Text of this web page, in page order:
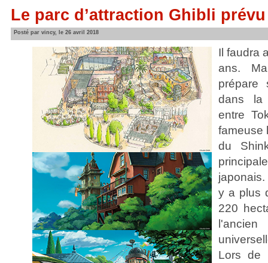
Le parc d’attraction Ghibli
Posté par vincy, le 26 avril 2018
Il faudra
ans.
prépare
dans la
entre
fameuse
du
y a plus
220
l'ancien
Lors de